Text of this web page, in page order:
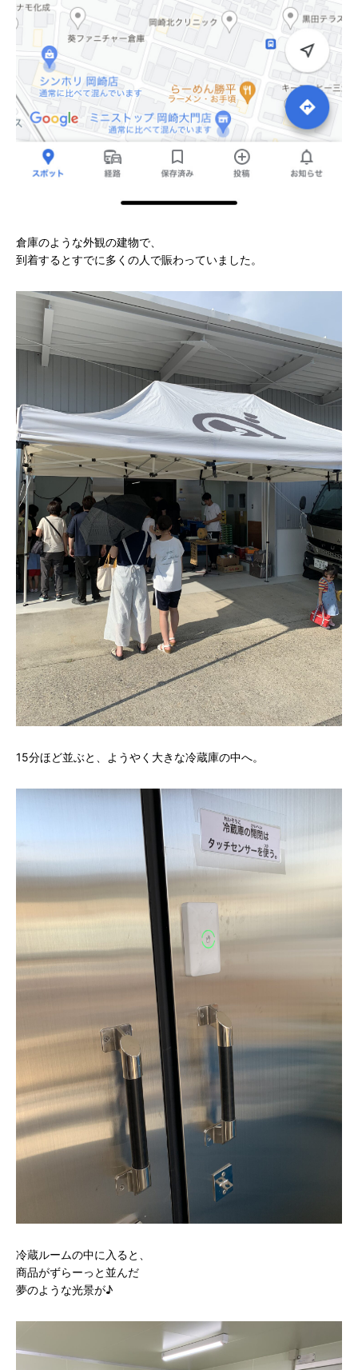
倉庫のような外観の建物で、
到着するとすでに多くの人で賑わっていました。
15分ほど並ぶと、ようやく大きな冷蔵庫の中へ。
冷蔵ルームの中に入ると、
商品がずらーっと並んだ
夢のような光景が♪